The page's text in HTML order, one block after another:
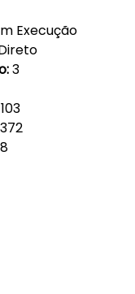
Execução
3
103
372